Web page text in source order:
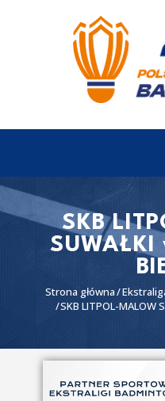
SKB
SUWAŁKI
Strona główna
SKB LITPOL-MALOW
EKSTRALIGA
Aktualności
Wyniki
Terminarz
I liga